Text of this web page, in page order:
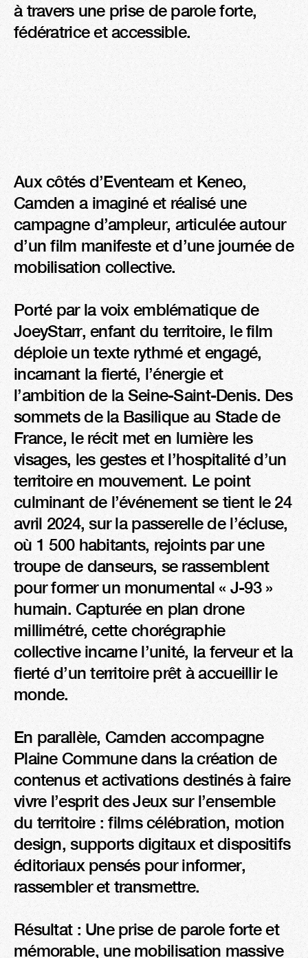
à travers une prise de parole forte,
fédératrice et accessible.
Aux côtés d’Eventeam et Keneo,
Camden a imaginé et réalisé une
campagne d’ampleur, articulée autour
d’un film manifeste et d’une journée de
mobilisation collective.
Porté par la voix emblématique de
JoeyStarr, enfant du territoire, le film
déploie un texte rythmé et engagé,
incarnant la fierté, l’énergie et
l’ambition de la Seine-Saint-Denis. Des
sommets de la Basilique au Stade de
France, le récit met en lumière les
visages, les gestes et l’hospitalité d’un
territoire en mouvement. Le point
culminant de l’événement se tient le 24
avril 2024, sur la passerelle de l’écluse,
où 1 500 habitants, rejoints par une
troupe de danseurs, se rassemblent
pour former un monumental « J-93 »
humain. Capturée en plan drone
millimétré, cette chorégraphie
collective incarne l’unité, la ferveur et la
fierté d’un territoire prêt à accueillir le
monde.
En parallèle, Camden accompagne
Plaine Commune dans la création de
contenus et activations destinés à faire
vivre l’esprit des Jeux sur l’ensemble
du territoire : films célébration, motion
design, supports digitaux et dispositifs
éditoriaux pensés pour informer,
rassembler et transmettre.
Résultat : Une prise de parole forte et
mémorable, une mobilisation massive